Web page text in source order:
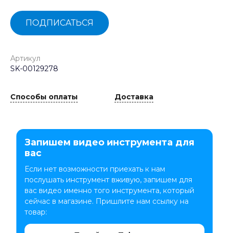
ПОДПИСАТЬСЯ
Артикул
SK-00129278
Способы оплаты Доставка
Запишем видео инструмента для
вас
Если нет возможности приехать к нам
послушать инструмент вживую, запишем для
вас видео именно того инструмента, который
сейчас в магазине. Пришлите нам ссылку на
товар: